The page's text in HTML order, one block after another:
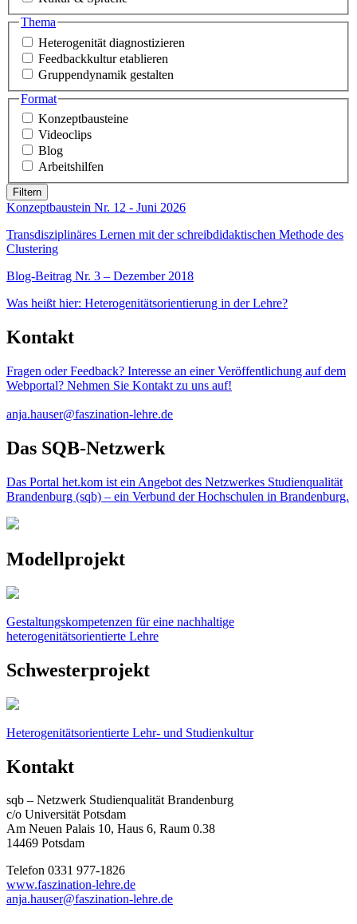
Thema
Heterogenität diagnostizieren
Feedbackkultur etablieren
Gruppendynamik gestalten
Format
Konzeptbausteine
Videoclips
Blog
Arbeitshilfen
Konzeptbaustein Nr. 12 - Juni 2026
Transdisziplinäres Lernen mit der schreibdidaktischen Methode des
Clustering
Blog-Beitrag Nr. 3 – Dezember 2018
Was heißt hier: Heterogenitätsorientierung in der Lehre?
Kontakt
Fragen oder Feedback? Interesse an einer Veröffentlichung auf dem
Webportal? Nehmen Sie Kontakt zu uns auf!
anja.hauser@faszination-lehre.de
Das SQB-Netzwerk
Das Portal het.kom ist ein Angebot des Netzwerkes Studienqualität
Brandenburg (sqb) – ein Verbund der Hochschulen in Brandenburg.
Modellprojekt
Gestaltungskompetenzen für eine nachhaltige
heterogenitätsorientierte Lehre
Schwesterprojekt
Heterogenitätsorientierte Lehr- und Studienkultur
Kontakt
sqb – Netzwerk Studienqualität Brandenburg
c/o Universität Potsdam
Am Neuen Palais 10, Haus 6, Raum 0.38
14469 Potsdam
Telefon 0331 977-1826
www.faszination-lehre.de
anja.hauser@faszination-lehre.de